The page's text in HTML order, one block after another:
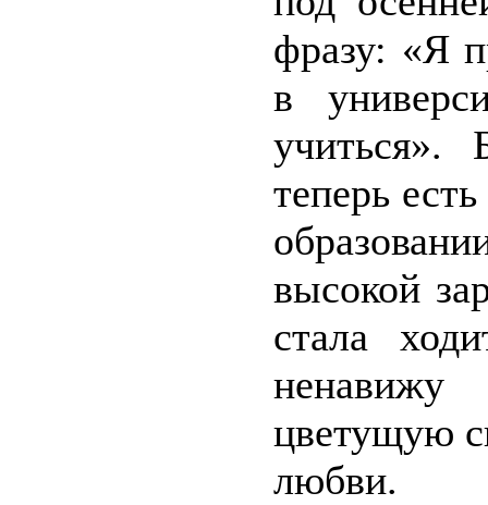
фразу: «Я
в
учиться».
теперь
высокой
стала
цветущую
любви.